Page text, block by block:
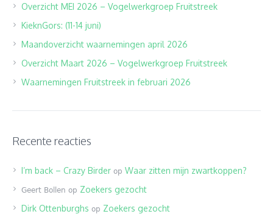
Overzicht MEI 2026 – Vogelwerkgroep Fruitstreek
KieknGors: (11-14 juni)
Maandoverzicht waarnemingen april 2026
Overzicht Maart 2026 – Vogelwerkgroep Fruitstreek
Waarnemingen Fruitstreek in februari 2026
Recente reacties
I’m back – Crazy Birder op Waar zitten mijn zwartkoppen?
Geert Bollen op Zoekers gezocht
Dirk Ottenburghs op Zoekers gezocht